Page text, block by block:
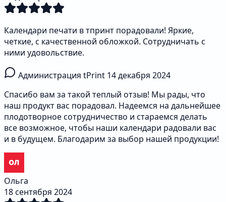
Календари печати в тпринт порадовали! Яркие,
четкие, с качественной обложкой. Сотрудничать с
ними удовольствие.
Администрация tPrint 14 декабря 2024
Спасибо вам за такой теплый отзыв! Мы рады, что
наш продукт вас порадовал. Надеемся на дальнейшее
плодотворное сотрудничество и стараемся делать
все возможное, чтобы наши календари радовали вас
и в будущем. Благодарим за выбор нашей продукции!
Ольга
18 сентября 2024